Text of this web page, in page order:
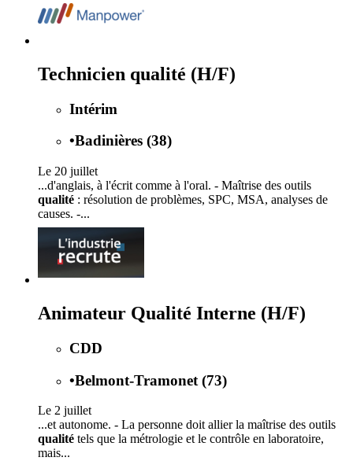
Technicien qualité (H/F)
Intérim
•Badinières (38)
Le 20 juillet
...d'anglais, à l'écrit comme à l'oral. - Maîtrise des outils
qualité : résolution de problèmes, SPC, MSA, analyses de
causes. -...
Animateur Qualité Interne (H/F)
CDD
•Belmont-Tramonet (73)
Le 2 juillet
...et autonome. - La personne doit allier la maîtrise des outils
qualité tels que la métrologie et le contrôle en laboratoire,
mais...